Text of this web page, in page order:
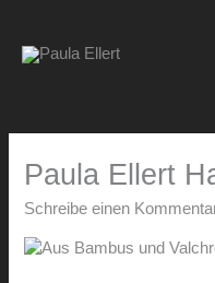
springen
Paula Ellert
Schreibe einen